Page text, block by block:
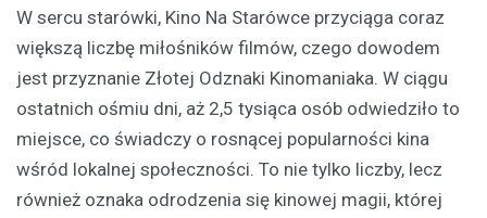
W sercu starówki, Kino Na Starówce przyciąga coraz
większą liczbę miłośników filmów, czego dowodem
jest przyznanie Złotej Odznaki Kinomaniaka. W ciągu
ostatnich ośmiu dni, aż 2,5 tysiąca osób odwiedziło to
miejsce, co świadczy o rosnącej popularności kina
wśród lokalnej społeczności. To nie tylko liczby, lecz
również oznaka odrodzenia się kinowej magii, której